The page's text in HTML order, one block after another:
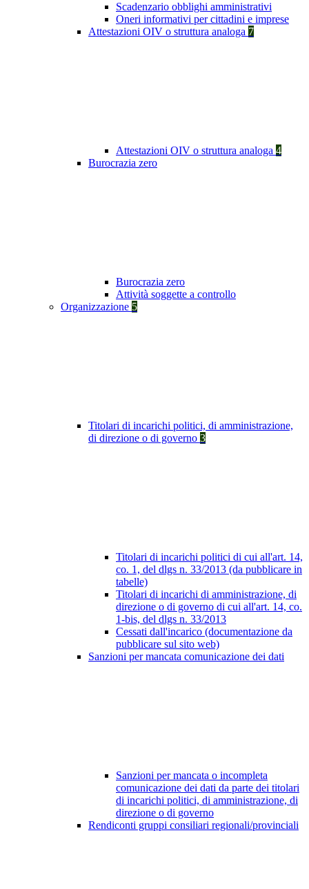
Scadenzario obblighi amministrativi
Oneri informativi per cittadini e imprese
Attestazioni OIV o struttura analoga 7
Attestazioni OIV o struttura analoga 4
Burocrazia zero
Burocrazia zero
Attività soggette a controllo
Organizzazione 5
Titolari di incarichi politici, di amministrazione,
di direzione o di governo 3
Titolari di incarichi politici di cui all'art. 14,
co. 1, del dlgs n. 33/2013 (da pubblicare in
tabelle)
Titolari di incarichi di amministrazione, di
direzione o di governo di cui all'art. 14, co.
1-bis, del dlgs n. 33/2013
Cessati dall'incarico (documentazione da
pubblicare sul sito web)
Sanzioni per mancata comunicazione dei dati
Sanzioni per mancata o incompleta
comunicazione dei dati da parte dei titolari
di incarichi politici, di amministrazione, di
direzione o di governo
Rendiconti gruppi consiliari regionali/provinciali